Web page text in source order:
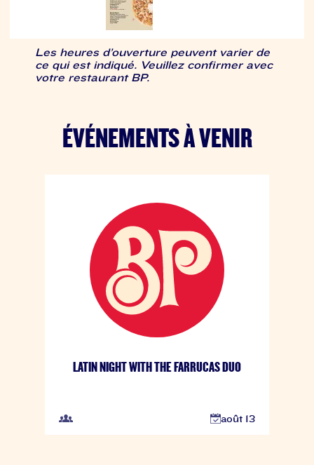
Les heures d’ouverture peuvent varier de
ce qui est indiqué. Veuillez confirmer avec
votre restaurant BP.
ÉVÉNEMENTS À VENIR
LATIN NIGHT WITH THE FARRUCAS DUO
août 13